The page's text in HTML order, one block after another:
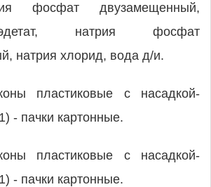
фосфат двузамещенный,
натрия фосфат
натрия хлорид, вода д/и.
пластиковые с насадкой-
- пачки картонные.
пластиковые с насадкой-
- пачки картонные.